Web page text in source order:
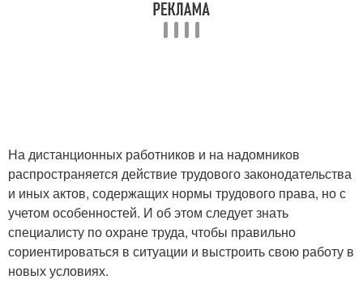
На дистанционных работников и на надомников
распространяется действие трудового законодательства
и иных актов, содержащих нормы трудового права, но с
учетом особенностей. И об этом следует знать
специалисту по охране труда, чтобы правильно
сориентироваться в ситуации и выстроить свою работу в
новых условиях.